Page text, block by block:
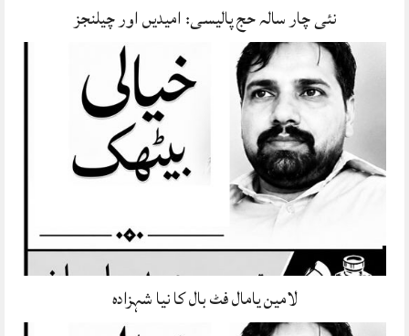
نئی چار سالہ حج پالیسی: امیدیں اور چیلنجز
لامین یامال فٹ بال کا نیا شہزادہ